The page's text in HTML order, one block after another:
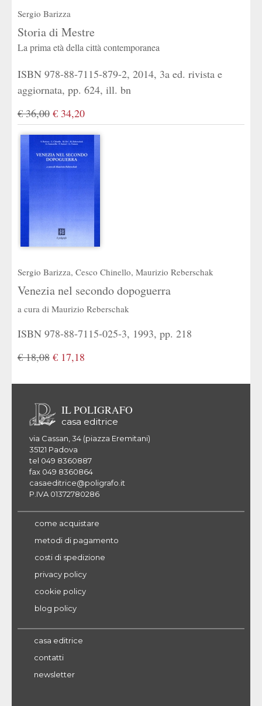
Sergio Barizza
Storia di Mestre
La prima età della città contemporanea
ISBN 978-88-7115-879-2, 2014, 3a ed. rivista e
aggiornata, pp. 624, ill. bn
€ 36,00 € 34,20
Sergio Barizza, Cesco Chinello, Maurizio Reberschak
Venezia nel secondo dopoguerra
a cura di Maurizio Reberschak
ISBN 978-88-7115-025-3, 1993, pp. 218
€ 18,08 € 17,18
IL POLIGRAFO
casa editrice
via Cassan, 34 (piazza Eremitani)
35121 Padova
tel 049 8360887
fax 049 8360864
casaeditrice@poligrafo.it
P.IVA 01372780286
come acquistare
metodi di pagamento
costi di spedizione
privacy policy
cookie policy
blog policy
casa editrice
contatti
newsletter